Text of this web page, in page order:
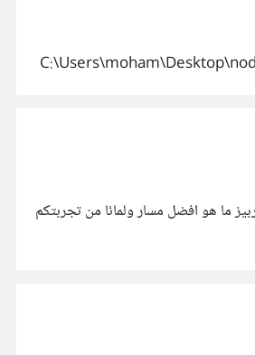
سؤال لاهل التجربة افضل مسار فرونت + باك اند .. هل html , css , java script , php , my sql ام مسار mern stack ام هناك مسارات اخري مثلا باستخدام فايربيز ما هو افضل مسار ولمائا من تجربتكم